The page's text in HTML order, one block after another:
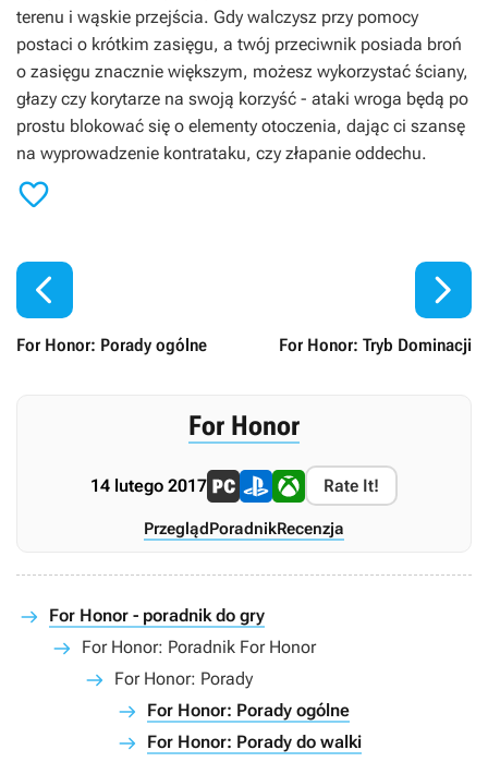
terenu i wąskie przejścia. Gdy walczysz przy pomocy
postaci o krótkim zasięgu, a twój przeciwnik posiada broń
o zasięgu znacznie większym, możesz wykorzystać ściany,
głazy czy korytarze na swoją korzyść - ataki wroga będą po
prostu blokować się o elementy otoczenia, dając ci szansę
na wyprowadzenie kontrataku, czy złapanie oddechu.


For Honor: Porady ogólne For Honor: Tryb Dominacji

For Honor
14 lutego 2017 Rate It!
PrzeglądPoradnikRecenzja
For Honor - poradnik do gry
For Honor: Poradnik For Honor
For Honor: Porady
For Honor: Porady ogólne
For Honor: Porady do walki